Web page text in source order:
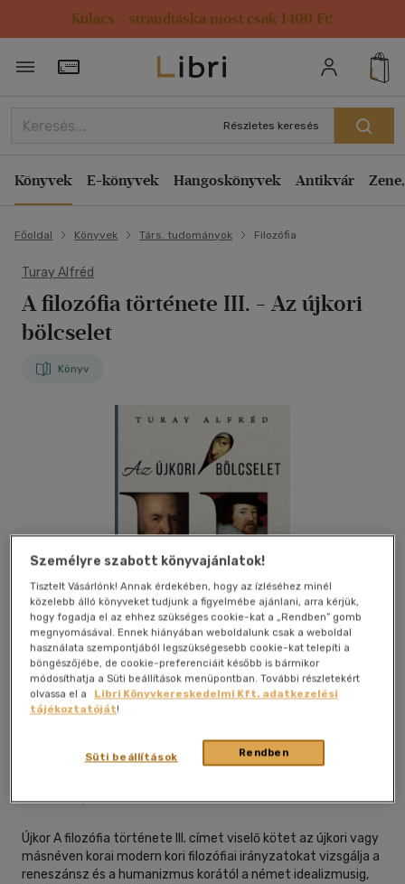
Kulacs / strandtáska most csak 1499 Ft!
Törzsvásárlói Kártya adatai
Részletes keresés
Könyvek E-könyvek Hangoskönyvek Antikvár
Főoldal Könyvek Társ. tudományok Filozófia
Turay Alfréd
A filozófia története III. - Az újkori
bölcselet
Könyv
Kívánságlistához adom
kartonált|259 oldal
Újkor A filozófia története III. címet viselő kötet az újkori vagy
másnéven korai modern kori filozófiai irányzatokat vizsgálja a
reneszánsz és a humanizmus korától a német idealizmusig,
Személyre szabott könyvajánlatok!
Tisztelt Vásárlónk! Annak érdekében, hogy az ízléséhez minél
közelebb álló könyveket tudjunk a figyelmébe ajánlani, arra kérjük,
hogy fogadja el az ehhez szükséges cookie-kat a „Rendben” gomb
megnyomásával. Ennek hiányában weboldalunk csak a weboldal
használata szempontjából legszükségesebb cookie-kat telepíti a
böngészőjébe, de cookie-preferenciáit később is bármikor
módosíthatja a Süti beállítások menüpontban. További részletekért
olvassa el a
Libri Könyvkereskedelmi Kft. adatkezelési
tájékoztatóját!
Rendben
Süti beállítások